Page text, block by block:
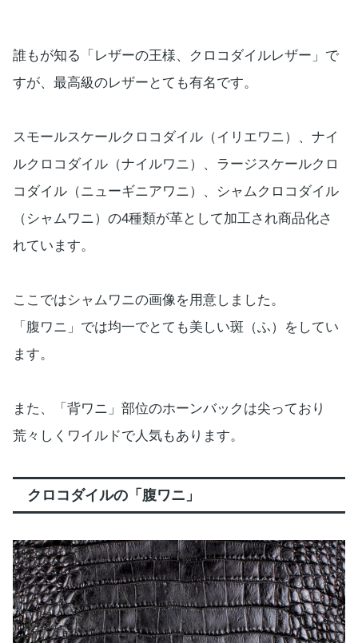
誰もが知る「レザーの王様、クロコダイルレザー」で
すが、最高級のレザーとても有名です。
スモールスケールクロコダイル（イリエワニ）、ナイ
ルクロコダイル（ナイルワニ）、ラージスケールクロ
コダイル（ニューギニアワニ）、シャムクロコダイル
（シャムワニ）の4種類が革として加工され商品化さ
れています。
ここではシャムワニの画像を用意しました。
「腹ワニ」では均一でとても美しい斑（ふ）をしてい
ます。
また、「背ワニ」部位のホーンバックは尖っており
荒々しくワイルドで人気もあります。
クロコダイルの「腹ワニ」